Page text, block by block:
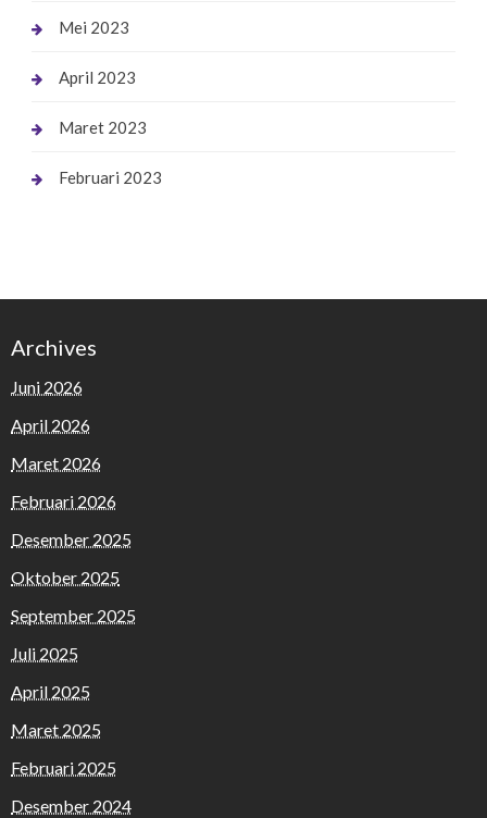
Mei 2023
April 2023
Maret 2023
Februari 2023
Archives
Juni 2026
April 2026
Maret 2026
Februari 2026
Desember 2025
Oktober 2025
September 2025
Juli 2025
April 2025
Maret 2025
Februari 2025
Desember 2024